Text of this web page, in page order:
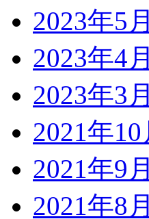
2023年5月
2023年4月
2023年3月
2021年10
2021年9月
2021年8月